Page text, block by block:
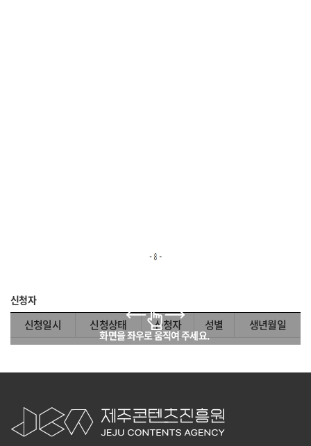
신청자
신청일시 신청상태 신청자 성별 생년월일